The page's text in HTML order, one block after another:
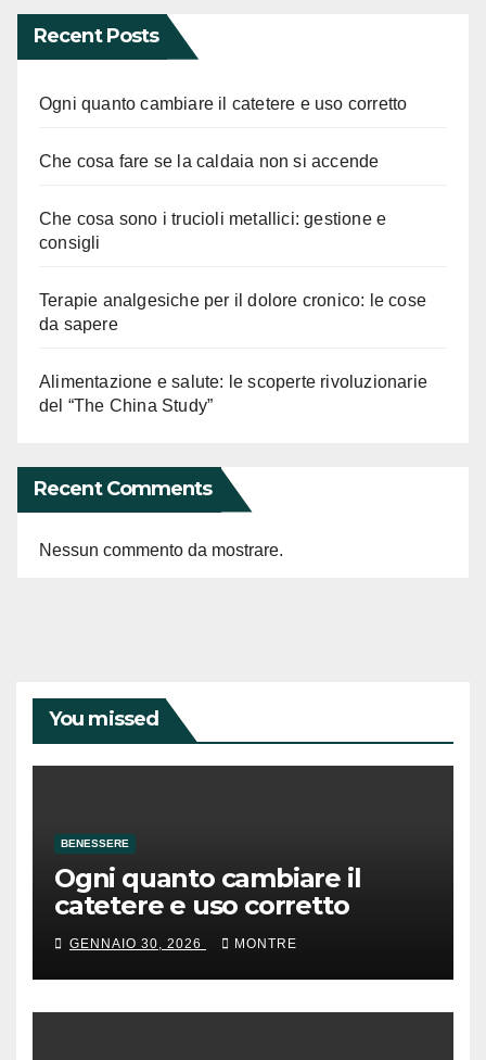
Recent Posts
Ogni quanto cambiare il catetere e uso corretto
Che cosa fare se la caldaia non si accende
Che cosa sono i trucioli metallici: gestione e
consigli
Terapie analgesiche per il dolore cronico: le cose
da sapere
Alimentazione e salute: le scoperte rivoluzionarie
del “The China Study”
Recent Comments
Nessun commento da mostrare.
You missed
BENESSERE
Ogni quanto cambiare il
catetere e uso corretto
GENNAIO 30, 2026 MONTRE